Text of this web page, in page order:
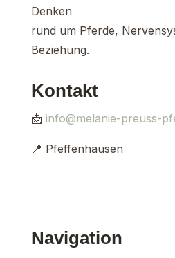
Denken
rund um Pferde,
Beziehung.
Kontakt
📩 info@melanie-preuss-
📍 Pfeffenhausen
Navigation